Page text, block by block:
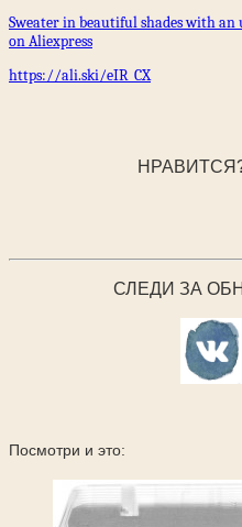
Sweater in beautiful shades with
on Aliexpress
https://ali.ski/eIR_CX
СЛЕДИ ЗА
Посмотри и это: